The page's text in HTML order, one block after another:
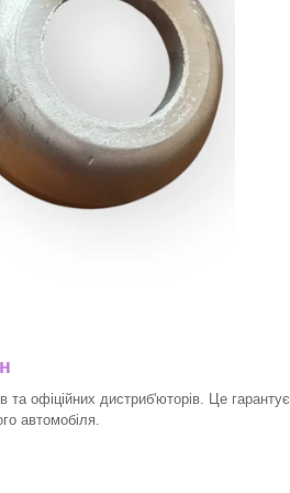
та офіційних дистриб'юторів. Це гарантує
автомобіля.